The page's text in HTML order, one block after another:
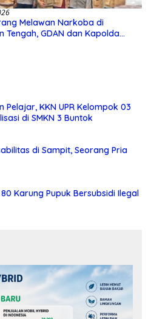
Melawan Narkoba di
Tengah, GDAN dan Kapolda
KKN UPR Kelompok 03
di SMKN 3 Buntok
di Sampit, Seorang Pria
Karung Pupuk Bersubsidi Ilegal